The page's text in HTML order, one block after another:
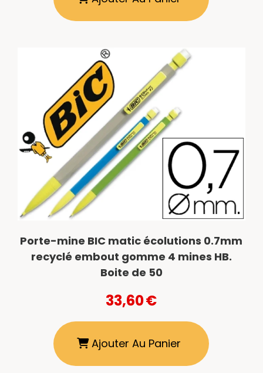
Porte-mine BIC matic écolutions 0.7mm
recyclé embout gomme 4 mines HB.
Boite de 50
33,60€
Ajouter Au Panier